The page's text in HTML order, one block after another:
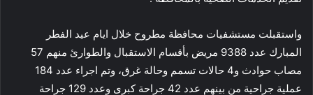
واستقبلت مستشفيات محافظة مطروح خلال ايام عيد الفطر
المبارك عدد 9388 مريض بأقسام الاستقبال والطوارئ منهم 57
مصاب حوادث و4 حالات تسمم وحالة غرق، وتم اجراء عدد 184
عملية جراحية من بينهم عدد 42 جراحة كبرى وعدد 129 جراحة